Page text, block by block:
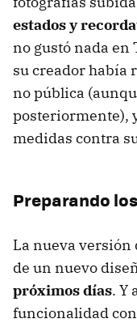
estados y
no gustó nada en
su creador había
no pública
posteriormente),
medidas contra
Preparando
La nueva versión
de un nuevo
próximos días. Y
funcionalidad